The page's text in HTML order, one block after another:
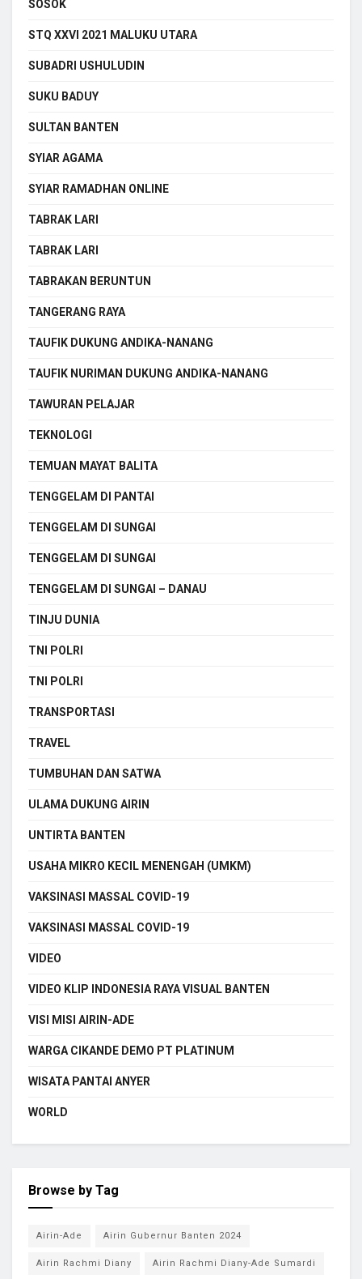
SOSOK
STQ XXVI 2021 MALUKU UTARA
SUBADRI USHULUDIN
SUKU BADUY
SULTAN BANTEN
SYIAR AGAMA
SYIAR RAMADHAN ONLINE
TABRAK LARI
TABRAK LARI
TABRAKAN BERUNTUN
TANGERANG RAYA
TAUFIK DUKUNG ANDIKA-NANANG
TAUFIK NURIMAN DUKUNG ANDIKA-NANANG
TAWURAN PELAJAR
TEKNOLOGI
TEMUAN MAYAT BALITA
TENGGELAM DI PANTAI
TENGGELAM DI SUNGAI
TENGGELAM DI SUNGAI
TENGGELAM DI SUNGAI – DANAU
TINJU DUNIA
TNI POLRI
TNI POLRI
TRANSPORTASI
TRAVEL
TUMBUHAN DAN SATWA
ULAMA DUKUNG AIRIN
UNTIRTA BANTEN
USAHA MIKRO KECIL MENENGAH (UMKM)
VAKSINASI MASSAL COVID-19
VAKSINASI MASSAL COVID-19
VIDEO
VIDEO KLIP INDONESIA RAYA VISUAL BANTEN
VISI MISI AIRIN-ADE
WARGA CIKANDE DEMO PT PLATINUM
WISATA PANTAI ANYER
WORLD
Browse by Tag
Airin-Ade Airin Gubernur Banten 2024
Airin Rachmi Diany Airin Rachmi Diany-Ade Sumardi